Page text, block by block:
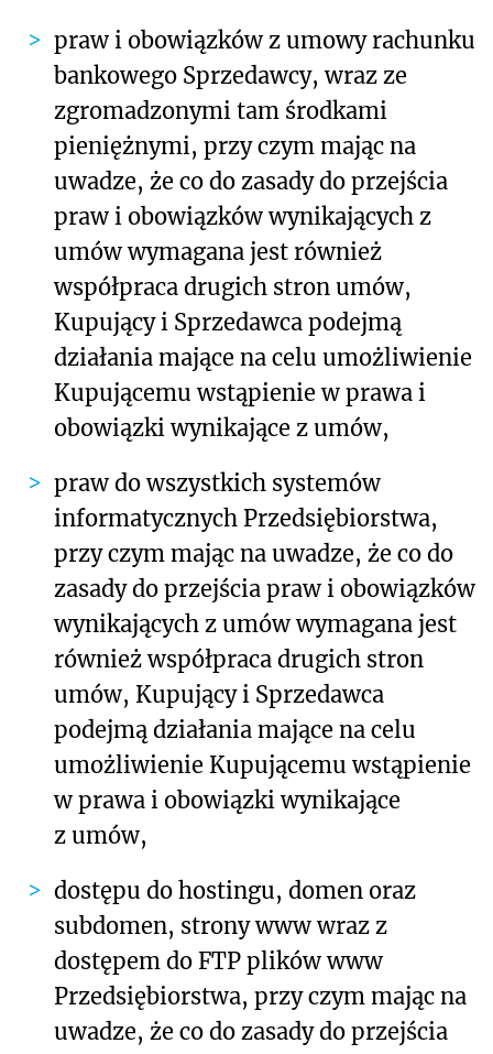
praw i obowiązków z umowy rachunku
bankowego Sprzedawcy, wraz ze
zgromadzonymi tam środkami
pieniężnymi, przy czym mając na
uwadze, że co do zasady do przejścia
praw i obowiązków wynikających z
umów wymagana jest również
współpraca drugich stron umów,
Kupujący i Sprzedawca podejmą
działania mające na celu umożliwienie
Kupującemu wstąpienie w prawa i
obowiązki wynikające z umów,
praw do wszystkich systemów
informatycznych Przedsiębiorstwa,
przy czym mając na uwadze, że co do
zasady do przejścia praw i obowiązków
wynikających z umów wymagana jest
również współpraca drugich stron
umów, Kupujący i Sprzedawca
podejmą działania mające na celu
umożliwienie Kupującemu wstąpienie
w prawa i obowiązki wynikające
z umów,
dostępu do hostingu, domen oraz
subdomen, strony www wraz z
dostępem do FTP plików www
Przedsiębiorstwa, przy czym mając na
uwadze, że co do zasady do przejścia